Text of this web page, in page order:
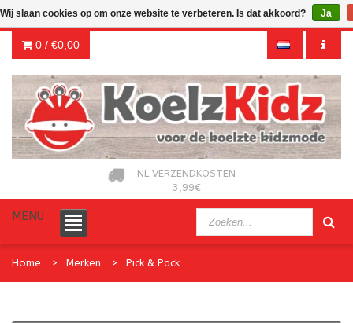
0 / €0,00
NL VERZENDKOSTEN
3,99€
MENU
Home Merken Pick & Pack
Wij slaan cookies op om onze website te verbeteren. Is dat akkoord? Ja